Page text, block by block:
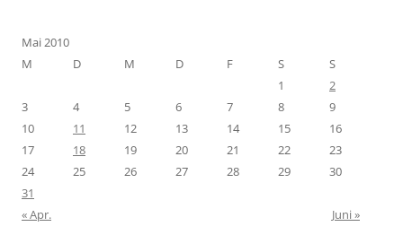
Mai 2010
M
D M D F S
S
1
2
3
4 5 6 7 8
9
10
11 12 13 14 15
16
17
18 19 20 21 22
23
24
25 26 27 28 29
30
31
« Apr.
Juni »